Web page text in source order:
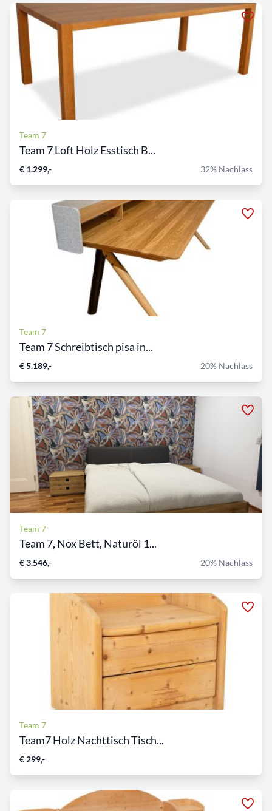
Team 7
Team 7 Loft Holz Esstisch B...
€ 1.299,- 32% Nachlass
Team 7
Team 7 Schreibtisch pisa in...
€ 5.189,- 20% Nachlass
Team 7
Team 7, Nox Bett, Naturöl 1...
€ 3.546,- 20% Nachlass
Team 7
Team7 Holz Nachttisch Tisch...
€ 299,-